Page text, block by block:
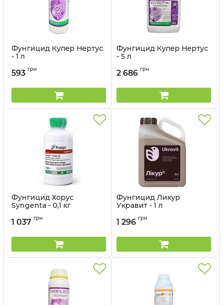
Фунгицид Купер Нертус
- 1 л
593 грн
Фунгицид Купер Нертус
- 5 л
2 686 грн
Фунгицид Хорус
Syngenta - 0,1 кг
1 037 грн
Фунгицид Ликур
Укравит - 1 л
1 296 грн